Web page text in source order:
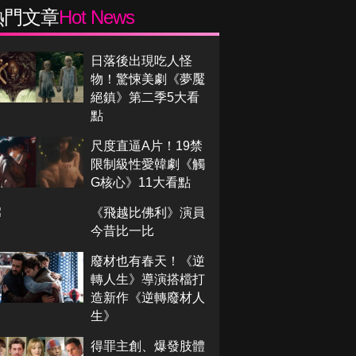
門文章Hot News
日落後出現吃人怪
物！驚悚美劇《夢魘
絕鎮》第二季5大看
點
尺度直逼A片！19禁
限制級性愛韓劇《觸
G核心》11大看點
《飛越比佛利》演員
今昔比一比
廢材也有春天！《逆
轉人生》導演搭檔打
造新作《逆轉廢材人
生》
得罪主創、爆發肢體